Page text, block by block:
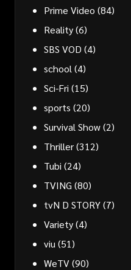
Prime Video (84)
Reality(6)
SBS VOD (4)
school (4)
Sci-Fri (15)
sports (20)
Survival Show(2)
Thriller(312)
Tubi (24)
TVING (80)
tvN D STORY(7)
Variety(4)
viu (51)
WeTV(90)